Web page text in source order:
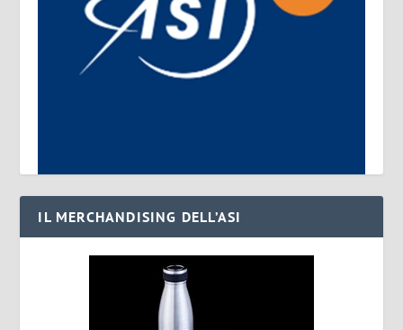
IL MERCHANDISING DELL’ASI